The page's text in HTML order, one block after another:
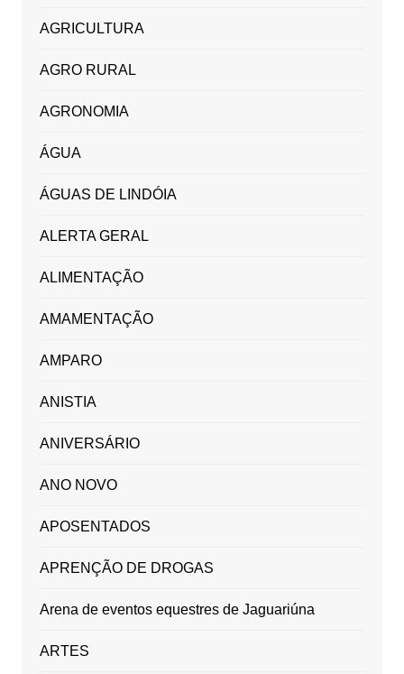
AGRICULTURA
AGRO RURAL
AGRONOMIA
ÁGUA
ÁGUAS DE LINDÓIA
ALERTA GERAL
ALIMENTAÇÃO
AMAMENTAÇÃO
AMPARO
ANISTIA
ANIVERSÁRIO
ANO NOVO
APOSENTADOS
APRENÇÃO DE DROGAS
Arena de eventos equestres de Jaguariúna
ARTES